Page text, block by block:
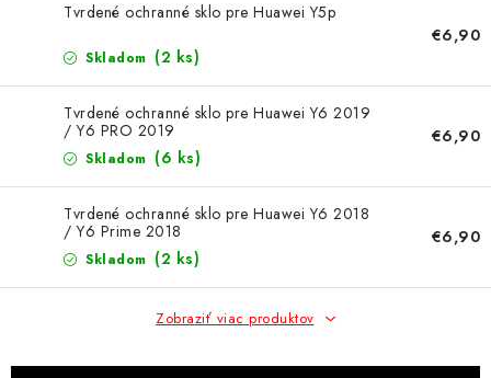
BATÉRIE DO MOBILOV
ŠPORT A HOBBY
NÁRAMKY NA HODINKY
SLÚCHADLÁ, REPRODUKTORY A MIKROFÓNY
Tvrdené ochranné sklo pre Huawei Y5p
Skladom (2 ks)
€6,90
Tvrdené ochranné sklo pre Huawei Y6 2019
/ Y6 PRO 2019
Skladom (6 ks)
€6,90
Tvrdené ochranné sklo pre Huawei Y6 2018
/ Y6 Prime 2018
Skladom (2 ks)
€6,90
Zobraziť viac produktov